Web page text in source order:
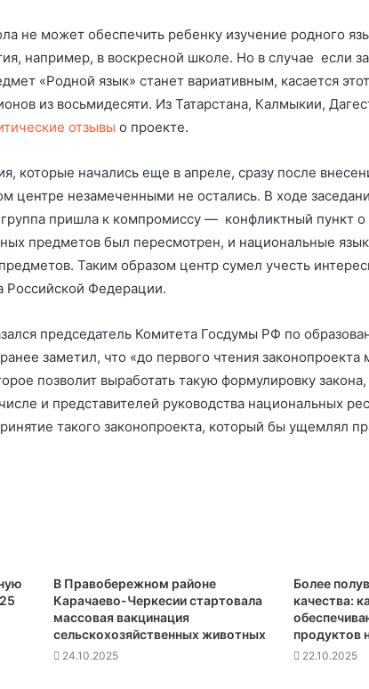
не может обеспечить ребенку изучение родного
например, в воскресной школе. Но в случае если
«Родной язык» станет вариативным, касается
из восьмидесяти. Из Татарстана, Калмыкии,
отзывы о проекте.
которые начались еще в апреле, сразу после
центре незамеченными не остались. В ходе
пришла к компромиссу — конфликтный пункт
предметов был пересмотрен, и национальные
Таким образом центр сумел учесть
Российской Федерации.
председатель Комитета Госдумы РФ по
заметил, что «до первого чтения
позволит выработать такую формулировку
и представителей руководства национальных
такого законопроекта, который бы ущемлял
В Правобережном районе
Карачаево-Черкесии стартовала
массовая вакцинация
сельскохозяйственных животных
24.10.2025
Более
качества:
продуктов
22.10.2025